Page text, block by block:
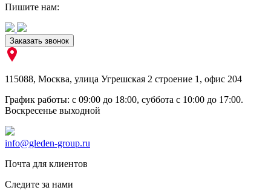
Пишите нам:
Заказать звонок
115088, Москва, улица Угрешская 2 строение 1 , офис 204
График работы: c 09:00 до 18:00, суббота c 10:00 до 17:00.
Воскресенье выходной
info@gleden-group.ru
Почта для клиентов
Следите за нами